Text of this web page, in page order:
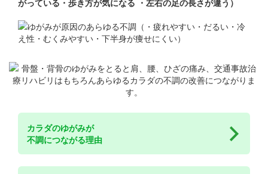
カラダのゆがみが
不調につながる理由